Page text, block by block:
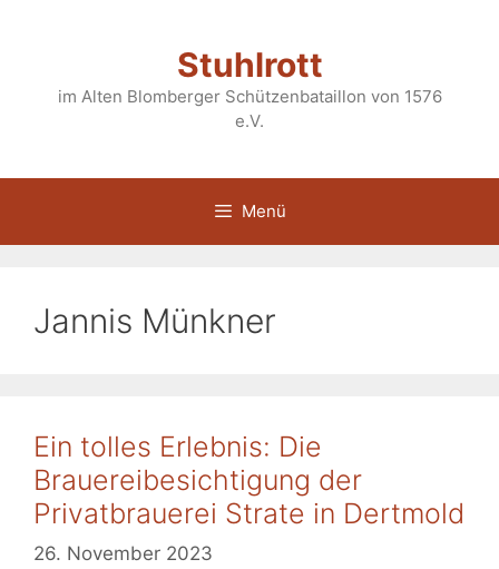
Stuhlrott
im Alten Blomberger Schützenbataillon von 1576
e.V.
Menü
Jannis Münkner
Ein tolles Erlebnis: Die
Brauereibesichtigung der
Privatbrauerei Strate in Dertmold
26. November 2023